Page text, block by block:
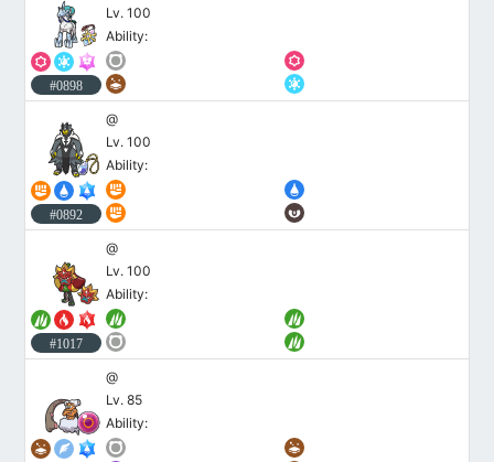
#0898
Lv. 100
Ability:
#0892
@
Lv. 100
Ability:
#1017
@
Lv. 100
Ability:
@
Lv. 85
Ability: